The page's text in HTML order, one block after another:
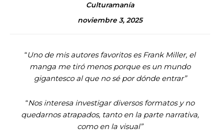
Culturamanía
noviembre 3, 2025
“Uno de mis autores favoritos es Frank Miller, el
manga me tiró menos porque es un mundo
gigantesco al que no sé por dónde entrar”
“Nos interesa investigar diversos formatos y no
quedarnos atrapados, tanto en la parte narrativa,
como en la visual”